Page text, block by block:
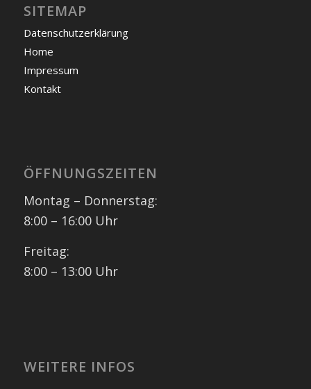
SITEMAP
Datenschutzerklärung
Home
Impressum
Kontakt
ÖFFNUNGSZEITEN
Montag – Donnerstag:
8:00 – 16:00 Uhr
Freitag:
8:00 – 13:00 Uhr
WEITERE INFOS